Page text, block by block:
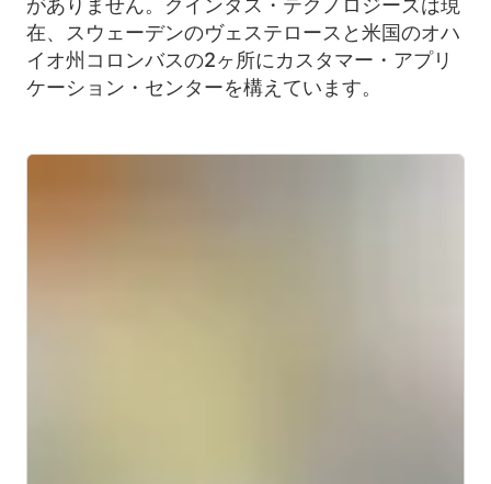
がありません。クインタス・テクノロジーズは現
在、スウェーデンのヴェステロースと米国のオハ
イオ州コロンバスの2ヶ所にカスタマー・アプリ
ケーション・センターを構えています。